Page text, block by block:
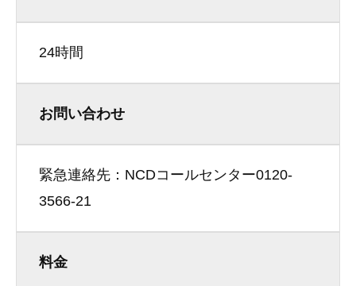
24時間
お問い合わせ
緊急連絡先：NCDコールセンター0120-
3566-21
料金